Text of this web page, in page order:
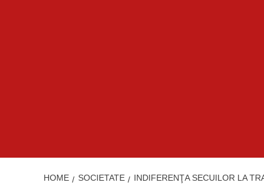
HOME SOCIETATE INDIFERENŢA SECUILOR LA